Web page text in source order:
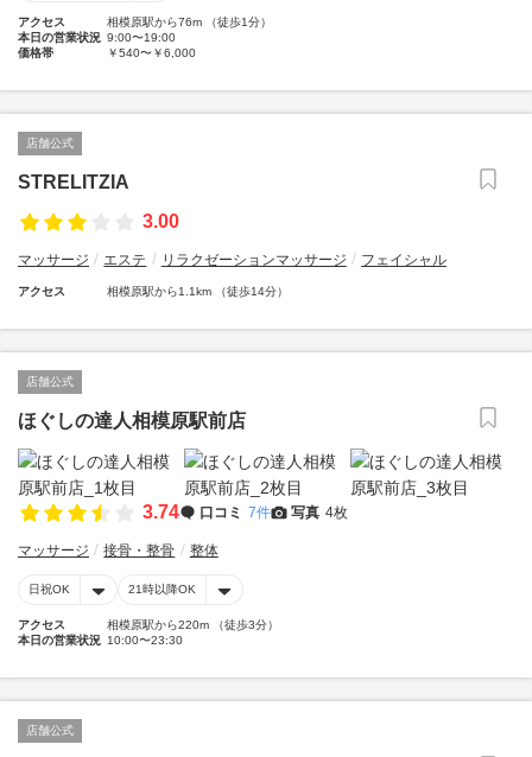
アクセス
相模原駅から76m （徒歩1分）
本日の営業状況 9:00〜19:00
価格帯
￥540〜￥6,000
店舗公式
STRELITZIA
3.00
マッサージ エステ リラクゼーションマッサージ フェイシャル
アクセス 相模原駅から1.1km （徒歩14分）
店舗公式
ほぐしの達人相模原駅前店
3.74 口コミ 7件 写真 4枚
マッサージ 接骨・整骨 整体
日祝OK 21時以降OK
アクセス
相模原駅から220m （徒歩3分）
本日の営業状況 10:00〜23:30
店舗公式